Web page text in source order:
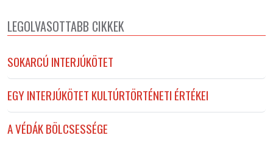
LEGOLVASOTTABB CIKKEK
SOKARCÚ INTERJÚKÖTET
EGY INTERJÚKÖTET KULTÚRTÖRTÉNETI ÉRTÉKEI
A VÉDÁK BÖLCSESSÉGE